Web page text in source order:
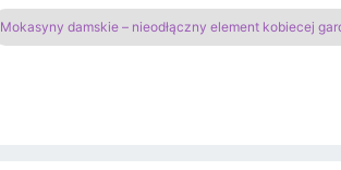
Mokasyny damskie – nieodłączny element kobiecej